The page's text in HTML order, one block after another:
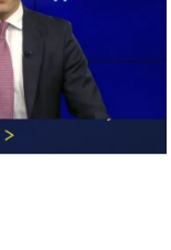
11:01
10:51